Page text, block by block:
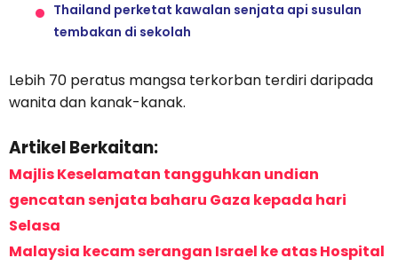
Thailand perketat kawalan senjata api susulan
tembakan di sekolah
Lebih 70 peratus mangsa terkorban terdiri daripada
wanita dan kanak-kanak.
Artikel Berkaitan:
Majlis Keselamatan tangguhkan undian
gencatan senjata baharu Gaza kepada hari
Selasa
Malaysia kecam serangan Israel ke atas Hospital